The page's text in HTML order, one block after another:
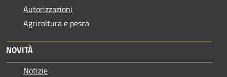
Autorizzazioni
Agricoltura e pesca
NOVITÀ
Notizie